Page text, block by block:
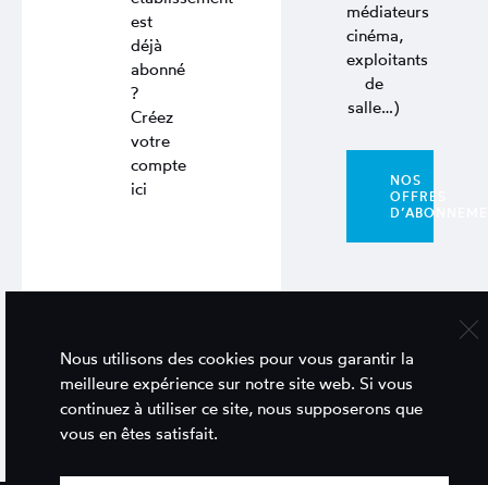
est
déjà
abonné
?
Créez
votre
compte
ici
médiateurs
cinéma,
exploitants
de
salle…)
NOS
OFFRES
Nous utilisons des cookies pour vous garantir la
meilleure expérience sur notre site web. Si vous
continuez à utiliser ce site, nous supposerons que
vous en êtes satisfait.